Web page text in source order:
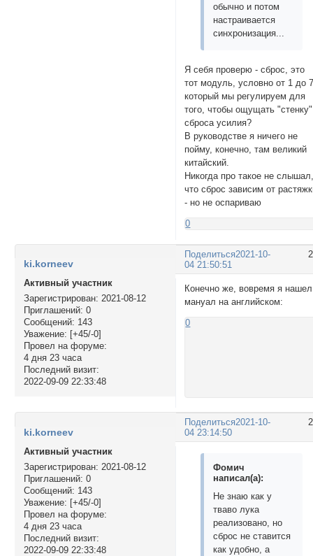
обычно и потом
настраивается
синхронизация...
Я себя проверю - сброс, это
тот модуль, условно от 1 до
который мы регулируем для
того, чтобы ощущать "стенку"
сброса усилия?
В руководстве я ничего не
пойму, конечно, там великий
китайский.
Никогда про такое не
что сброс зависим от
- но не оспариваю
0
Поделиться2021-10-
04 21:50:51
ki.korneev
Активный участник
Зарегистрирован: 2021-08-12
Приглашений: 0
Сообщений: 143
Уважение: [+45/-0]
Провел на форуме:
4 дня 23 часа
Последний визит:
2022-09-09 22:33:48
Конечно же, вовремя я нашел
мануал на английском:
0
Поделиться2021-10-
04 23:14:50
ki.korneev
Активный участник
Зарегистрирован: 2021-08-12
Приглашений: 0
Сообщений: 143
Уважение: [+45/-0]
Провел на форуме:
4 дня 23 часа
Последний визит:
2022-09-09 22:33:48
Фомич
написал(а):
Не знаю как у
тваво лука
реализовано, но
сброс не ставится
как удобно, а